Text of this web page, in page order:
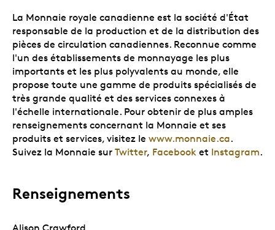
La Monnaie royale canadienne est la société d'État
responsable de la production et de la distribution des
pièces de circulation canadiennes. Reconnue comme
l'un des établissements de monnayage les plus
importants et les plus polyvalents au monde, elle
propose toute une gamme de produits spécialisés de
très grande qualité et des services connexes à
l'échelle internationale. Pour obtenir de plus amples
renseignements concernant la Monnaie et ses
produits et services, visitez le www.monnaie.ca.
Suivez la Monnaie sur Twitter, Facebook et Instagram.
Renseignements
Alison Crawford